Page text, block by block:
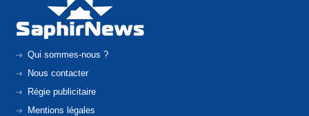
Qui sommes-nous ?
Nous contacter
Régie publicitaire
Mentions légales